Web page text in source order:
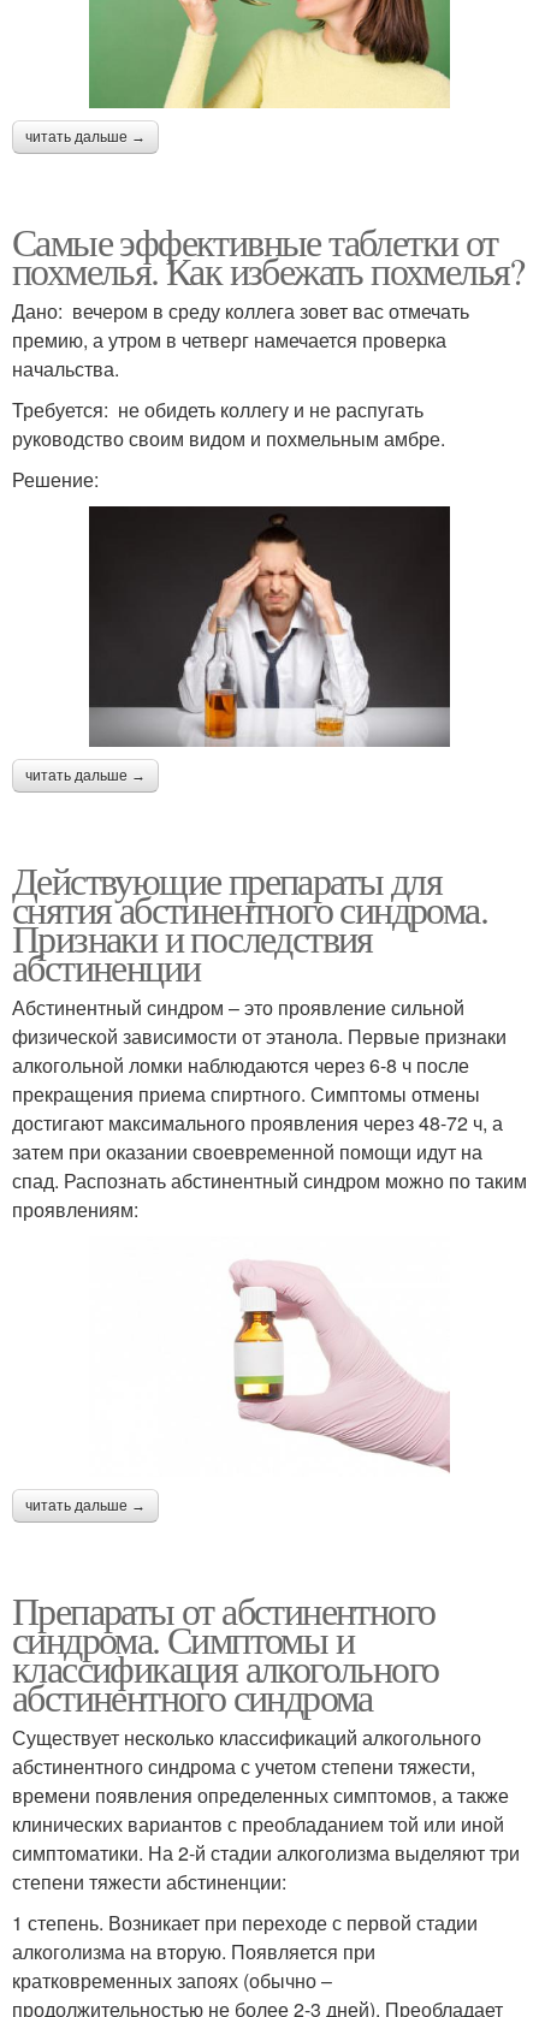
читать дальше →
Самые эффективные таблетки от
похмелья. Как избежать похмелья?
Дано: вечером в среду коллега зовет вас отмечать
премию, а утром в четверг намечается проверка
начальства.
Требуется: не обидеть коллегу и не распугать
руководство своим видом и похмельным амбре.
Решение:
читать дальше →
Действующие препараты для
снятия абстинентного синдрома.
Признаки и последствия
абстиненции
Абстинентный синдром – это проявление сильной
физической зависимости от этанола. Первые признаки
алкогольной ломки наблюдаются через 6-8 ч после
прекращения приема спиртного. Симптомы отмены
достигают максимального проявления через 48-72 ч, а
затем при оказании своевременной помощи идут на
спад. Распознать абстинентный синдром можно по таким
проявлениям:
читать дальше →
Препараты от абстинентного
синдрома. Симптомы и
классификация алкогольного
абстинентного синдрома
Существует несколько классификаций алкогольного
абстинентного синдрома с учетом степени тяжести,
времени появления определенных симптомов, а также
клинических вариантов с преобладанием той или иной
симптоматики. На 2-й стадии алкоголизма выделяют три
степени тяжести абстиненции:
1 степень. Возникает при переходе с первой стадии
алкоголизма на вторую. Появляется при
кратковременных запоях (обычно –
продолжительностью не более 2-3 дней). Преобладает